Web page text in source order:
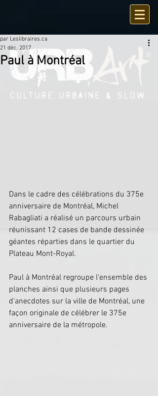
Paul à Montréal
par Leslibraires.ca
21 déc. 2017
Dans le cadre des célébrations du 375e
anniversaire de Montréal, Michel
Rabagliati a réalisé un parcours urbain
réunissant 12 cases de bande dessinée
géantes réparties dans le quartier du
Plateau Mont-Royal.
Paul à Montréal regroupe l'ensemble des
planches ainsi que plusieurs pages
d'anecdotes sur la ville de Montréal, une
façon originale de célébrer le 375e
anniversaire de la métropole.